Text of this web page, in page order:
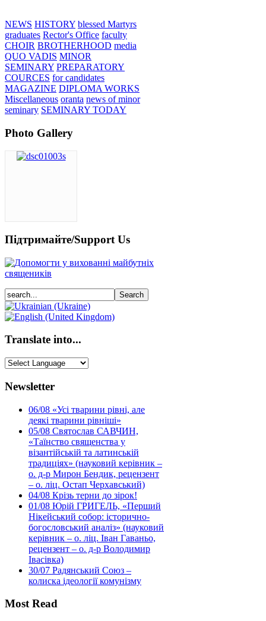
NEWS HISTORY blessed Martyrs
graduates Rector's Office faculty
CHOIR BROTHERHOOD media
QUO VADIS MINOR
SEMINARY PREPARATORY
COURCES for candidates
MAGAZINE DIPLOMA WORKS
Miscellaneous oranta news of minor
seminary SEMINARY TODAY
Photo Gallery
Підтримайте/Support Us
Translate into...
Newsletter
06/08 «Усі тварини рівні, але
деякі тварини рівніші»
05/08 Святослав САВЧИН,
«Таїнство священства у
візантійській та латинській
традиціях» (науковий керівник –
о. д-р Мирон Бендик, рецензент
– о. ліц. Остап Черхавський)
04/08 Крізь терни до зірок!
01/08 Юрій ГРИГЕЛЬ, «Перший
Нікейський собор: історично-
богословський аналіз» (науковий
керівник – о. ліц. Іван Гаваньо,
рецензент – о. д-р Володимир
Івасівка)
30/07 Радянський Союз –
колиска ідеології комунізму
Most Read